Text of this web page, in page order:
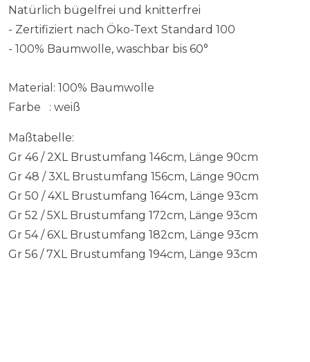
Natürlich bügelfrei und knitterfrei
- Zertifiziert nach Öko-Text Standard 100
- 100% Baumwolle, waschbar bis 60°
Material: 100% Baumwolle
Farbe : weiß
Maßtabelle:
Gr 46 / 2XL Brustumfang 146cm, Länge 90cm
Gr 48 / 3XL Brustumfang 156cm, Länge 90cm
Gr 50 / 4XL Brustumfang 164cm, Länge 93cm
Gr 52 / 5XL Brustumfang 172cm, Länge 93cm
Gr 54 / 6XL Brustumfang 182cm, Länge 93cm
Gr 56 / 7XL Brustumfang 194cm, Länge 93cm